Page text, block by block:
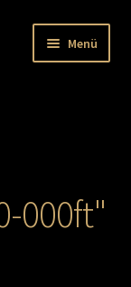
Menü
000ft"